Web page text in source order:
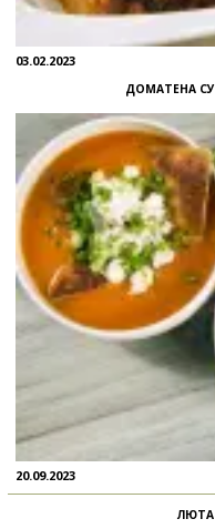
03.02.2023
ДОМАТЕНА
20.09.2023
ЛЮТА